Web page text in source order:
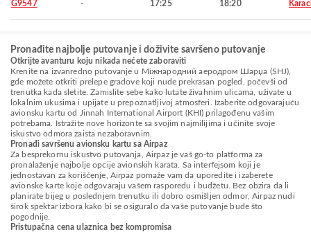
G9547 - 17:25 18:20
Pronađite najbolje putovanje i doživite savršeno putovanje
Otkrijte avanturu koju nikada nećete zaboraviti
Krenite na izvanredno putovanje u Міжнародний аеродром Шарџа (SHJ),
gde možete otkriti prelepe gradove koji nude prekrasan pogled, počevši od
trenutka kada sletite. Zamislite sebe kako lutate živahnim ulicama, uživate u
lokalnim ukusima i upijate u prepoznatljivoj atmosferi. Izaberite odgovarajuću
avionsku kartu od Jinnah International Airport (KHI) prilagođenu vašim
potrebama. Istražite nove horizonte sa svojim najmilijima i učinite svoje
iskustvo odmora zaista nezaboravnim.
Pronađi savršenu avionsku kartu sa Airpaz
Za besprekornu iskustvo putovanja, Airpaz je vaš go-to platforma za
pronalaženje najbolje opcije avionskih karata. Sa interfejsom koji je
jednostavan za korišćenje, Airpaz pomaže vam da uporedite i izaberete
avionske karte koje odgovaraju vašem rasporedu i budžetu. Bez obzira da li
planirate bijeg u poslednjem trenutku ili dobro osmišljen odmor, Airpaz nudi
širok spektar izbora kako bi se osiguralo da vaše putovanje bude što
pogodnije.
Pristupačna cena ulaznica bez kompromisa